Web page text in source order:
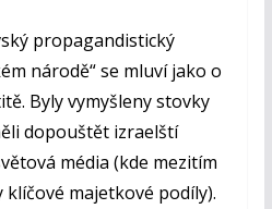
propagandistický
národě“ se mluví jako o
Byly vymyšleny stovky
dopouštět izraelští
média (kde mezitím
klíčové majetkové podíly).